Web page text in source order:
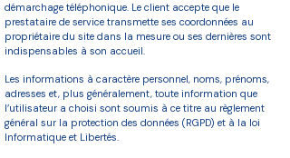
démarchage téléphonique. Le client accepte que le
prestataire de service transmette ses coordonnées au
propriétaire du site dans la mesure ou ses dernières sont
indispensables à son accueil.
Les informations à caractère personnel, noms, prénoms,
adresses et, plus généralement, toute information que
l’utilisateur a choisi sont soumis à ce titre au règlement
général sur la protection des données (RGPD) et à la loi
Informatique et Libertés.